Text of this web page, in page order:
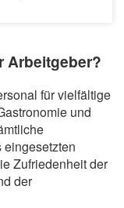
Arbeitgeber?
für vielfältige
und
eingesetzten
Zufriedenheit der
der